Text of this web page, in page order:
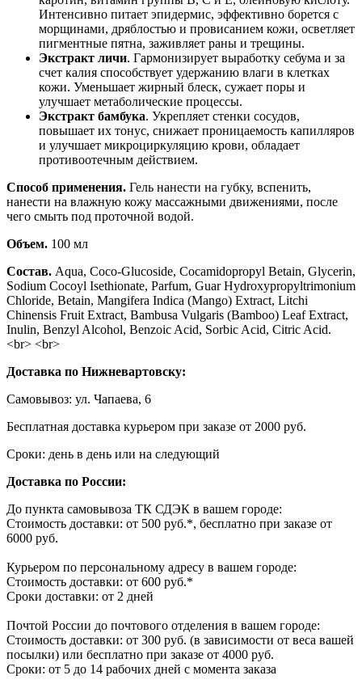
Интенсивно питает эпидермис, эффективно борется с
морщинами, дряблостью и провисанием кожи, осветляет
пигментные пятна, заживляет раны и трещины.
Экстракт личи. Гармонизирует выработку себума и за
счет калия способствует удержанию влаги в клетках
кожи. Уменьшает жирный блеск, сужает поры и
улучшает метаболические процессы.
Экстракт бамбука. Укрепляет стенки сосудов,
повышает их тонус, снижает проницаемость капилляров
и улучшает микроциркуляцию крови, обладает
противоотечным действием.
Способ применения. Гель нанести на губку, вспенить,
нанести на влажную кожу массажными движениями, после
чего смыть под проточной водой.
Объем. 100 мл
Состав. Aqua, Coco-Glucoside, Cocamidopropyl Betain, Glycerin,
Sodium Cocoyl Isethionate, Parfum, Guar Hydroxypropyltrimonium
Chloride, Betain, Mangifera Indica (Mango) Extract, Litchi
Chinensis Fruit Extract, Bambusa Vulgaris (Bamboo) Leaf Extract,
Inulin, Benzyl Alcohol, Benzoic Acid, Sorbic Acid, Citric Acid.
<br> <br>
Доставка по Нижневартовску:
Самовывоз: ул. Чапаева, 6
Бесплатная доставка курьером при заказе от 2000 руб.
Сроки: день в день или на следующий
Доставка по России:
До пункта самовывоза ТК СДЭК в вашем городе:
Стоимость доставки: от 500 руб.*, бесплатно при заказе от
6000 руб.
Курьером по персональному адресу в вашем городе:
Стоимость доставки: от 600 руб.*
Сроки доставки: от 2 дней
Почтой России до почтового отделения в вашем городе:
Стоимость доставки: от 300 руб. (в зависимости от веса вашей
посылки) или бесплатно при заказе от 4000 руб.
Сроки: от 5 до 14 рабочих дней с момента заказа